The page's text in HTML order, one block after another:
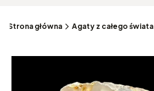
Strona główna Agaty z całego świata